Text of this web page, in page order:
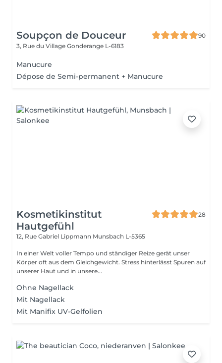
Soupçon de Douceur
90
3, Rue du Village Gonderange L-6183
Manucure
Dépose de Semi-permanent + Manucure
Kosmetikinstitut
Hautgefühl
28
12, Rue Gabriel Lippmann Munsbach L-5365
In einer Welt voller Tempo und ständiger Reize gerät unser
Körper oft aus dem Gleichgewicht. Stress hinterlässt Spuren auf
unserer Haut und in unsere...
Ohne Nagellack
Mit Nagellack
Mit Manifix UV-Gelfolien